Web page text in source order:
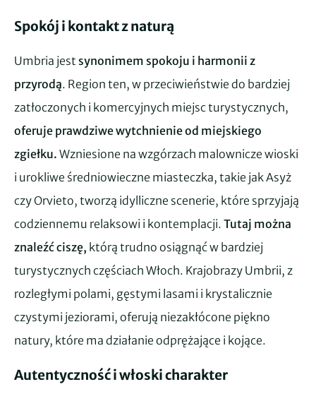
Spokój i kontakt z naturą
Umbria jest synonimem spokoju i harmonii z
przyrodą. Region ten, w przeciwieństwie do bardziej
zatłoczonych i komercyjnych miejsc turystycznych,
oferuje prawdziwe wytchnienie od miejskiego
zgiełku. Wzniesione na wzgórzach malownicze wioski
i urokliwe średniowieczne miasteczka, takie jak Asyż
czy Orvieto, tworzą idylliczne scenerie, które sprzyjają
codziennemu relaksowi i kontemplacji. Tutaj można
znaleźć ciszę, którą trudno osiągnąć w bardziej
turystycznych częściach Włoch. Krajobrazy Umbrii, z
rozległymi polami, gęstymi lasami i krystalicznie
czystymi jeziorami, oferują niezakłócone piękno
natury, które ma działanie odprężające i kojące.
Autentyczność i włoski charakter